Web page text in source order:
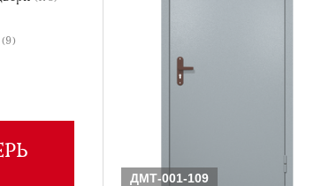
Противопожарные двери со стыковочным узлом
(9)
ДМТ-001-109